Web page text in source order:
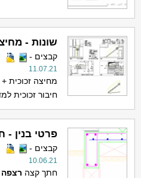
שונות -
קבצים -
11.07.21
מחיצה זכוכית +
חיבור זכוכית
פרטי בנין
קבצים -
10.06.21
חתך קצה רצפה